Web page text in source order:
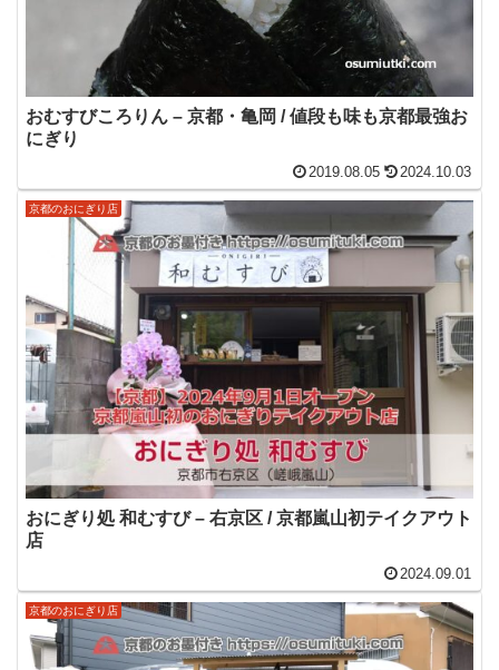
おむすびころりん – 京都・亀岡 / 値段も味も京都最強お
にぎり
2019.08.05 2024.10.03
京都のおにぎり店
おにぎり処 和むすび – 右京区 / 京都嵐山初テイクアウト
店
2024.09.01
京都のおにぎり店